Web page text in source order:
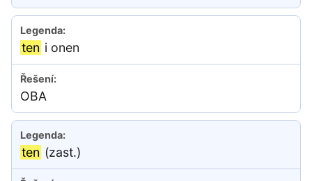
ten i onen
OBA
ten (zast.)